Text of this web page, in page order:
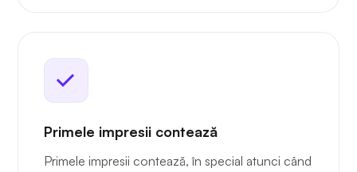
Primele impresii contează
Primele impresii contează, în special atunci când